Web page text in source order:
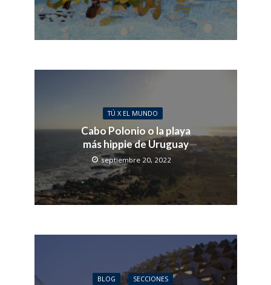
TÚ X EL MUNDO
Cabo Polonio o la playa
más hippie de Uruguay
septiembre 20, 2022
BLOG SECCIONES